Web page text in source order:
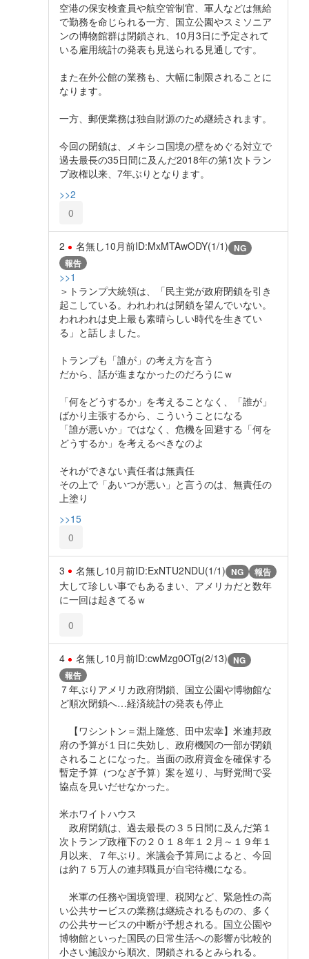
空港の保安検査員や航空管制官、軍人などは無給
で勤務を命じられる一方、国立公園やスミソニア
ンの博物館群は閉鎖され、10月3日に予定されて
いる雇用統計の発表も見送られる見通しです。
また在外公館の業務も、大幅に制限されることに
なります。
一方、郵便業務は独自財源のため継続されます。
今回の閉鎖は、メキシコ国境の壁をめぐる対立で
過去最長の35日間に及んだ2018年の第1次トラン
プ政権以来、7年ぶりとなります。
>>2
0
2 名無し10月前ID:MxMTAwODY(1/1) NG
報告
>>1
＞トランプ大統領は、「民主党が政府閉鎖を引き
起こしている。われわれは閉鎖を望んでいない。
われわれは史上最も素晴らしい時代を生きてい
る」と話しました。
トランプも「誰が」の考え方を言う
だから、話が進まなかったのだろうにｗ
「何をどうするか」を考えることなく、「誰が」
ばかり主張するから、こういうことになる
「誰が悪いか」ではなく、危機を回避する「何を
どうするか」を考えるべきなのよ
それができない責任者は無責任
その上で「あいつが悪い」と言うのは、無責任の
上塗り
>>15
0
3 名無し10月前ID:ExNTU2NDU(1/1) NG 報告
大して珍しい事でもあるまい、アメリカだと数年
に一回は起きてるｗ
0
4 名無し10月前ID:cwMzg0OTg(2/13) NG
報告
７年ぶりアメリカ政府閉鎖、国立公園や博物館な
ど順次閉鎖へ…経済統計の発表も停止
【ワシントン＝淵上隆悠、田中宏幸】米連邦政
府の予算が１日に失効し、政府機関の一部が閉鎖
されることになった。当面の政府資金を確保する
暫定予算（つなぎ予算）案を巡り、与野党間で妥
協点を見いだせなかった。
米ホワイトハウス
政府閉鎖は、過去最長の３５日間に及んだ第１
次トランプ政権下の２０１８年１２月～１９年１
月以来、７年ぶり。米議会予算局によると、今回
は約７５万人の連邦職員が自宅待機になる。
米軍の任務や国境管理、税関など、緊急性の高
い公共サービスの業務は継続されるものの、多く
の公共サービスの中断が予想される。国立公園や
博物館といった国民の日常生活への影響が比較的
小さい施設から順次、閉鎖されるとみられる。